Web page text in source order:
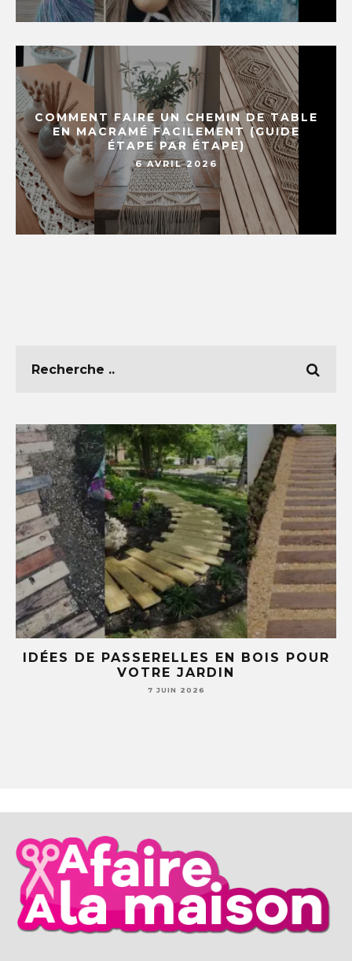
COMMENT FAIRE UN CHEMIN DE TABLE
EN MACRAMÉ FACILEMENT (GUIDE
ÉTAPE PAR ÉTAPE)
6 AVRIL 2026
IDÉES DE PASSERELLES EN BOIS POUR
VOTRE JARDIN
7 JUIN 2026